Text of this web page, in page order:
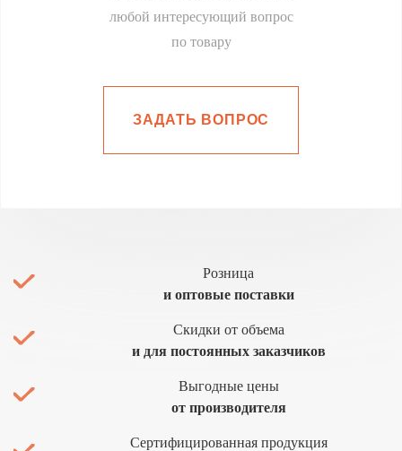
любой интересующий вопрос
по товару
ЗАДАТЬ ВОПРОС
Розница
и оптовые поставки
Скидки от объема
и для постоянных заказчиков
Выгодные цены
от производителя
Сертифицированная продукция